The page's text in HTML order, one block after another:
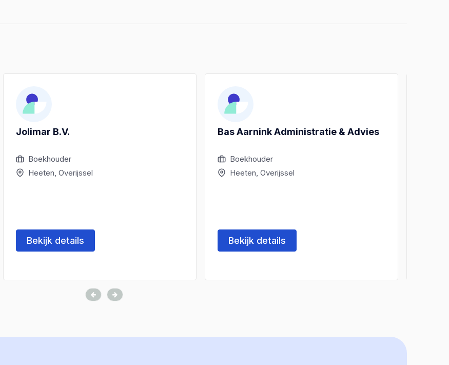
Jolimar B.V.
Boekhouder
Heeten, Overijssel
Bekijk details
Bas Aarnink Administratie & Advies
Boekhouder
Heeten, Overijssel
Bekijk details